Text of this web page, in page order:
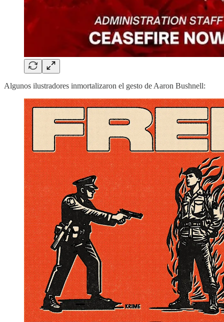
Algunos ilustradores inmortalizaron el gesto de Aaron Bushnell: